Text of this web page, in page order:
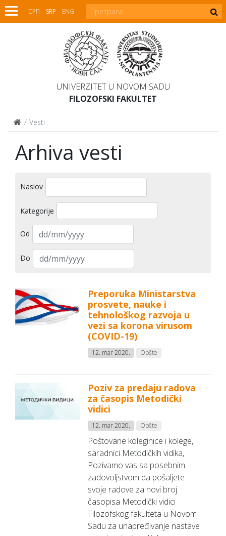
СРП SRP ENG
UNIVERZITET U NOVOM SADU
FILOZOFSKI FAKULTET
Vesti
Arhiva vesti
Naslov
Kategorije
Od
Do
Preporuka Ministarstva
prosvete, nauke i
tehnološkog razvoja u
vezi sa korona virusom
(COVID-19)
12. mar 2020. Opšte
Poziv za predaju radova
za časopis Metodički
vidici
12. mar 2020. Opšte
Poštovane koleginice i kolege,
saradnici Metodičkih vidika,
Pozivamo vas sa posebnim
zadovoljstvom da pošaljete
svoje radove za novi broj
časopisa Metodički vidici
Filozofskog fakulteta u Novom
Sadu za unapređivanje nastave